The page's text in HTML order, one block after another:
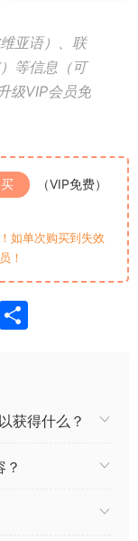
亚语）、联
等信息（可
级VIP会员免
（VIP免费）
如单次购买到失效
！
F
获得什么？